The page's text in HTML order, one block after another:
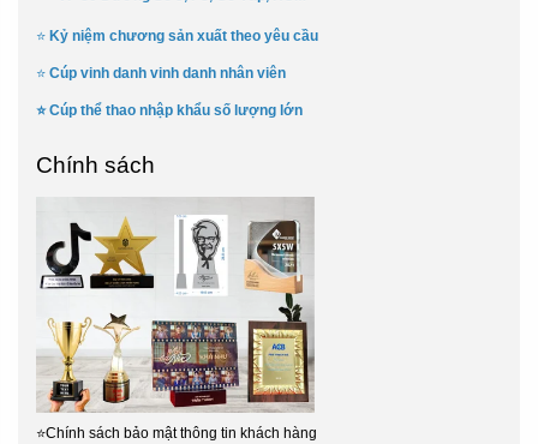
⭐ Kỷ niệm chương sản xuất theo yêu cầu
⭐ Cúp vinh danh vinh danh nhân viên
⭐Cúp thể thao nhập khẩu số lượng lớn
Chính sách
⭐Chính sách bảo mật thông tin khách hàng